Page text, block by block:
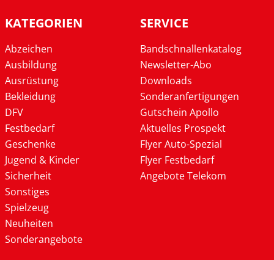
KATEGORIEN
Abzeichen
Ausbildung
Ausrüstung
Bekleidung
DFV
Festbedarf
Geschenke
Jugend & Kinder
Sicherheit
Sonstiges
Spielzeug
Neuheiten
Sonderangebote
SERVICE
Bandschnallenkatalog
Newsletter-Abo
Downloads
Sonderanfertigungen
Gutschein Apollo
Aktuelles Prospekt
Flyer Auto-Spezial
Flyer Festbedarf
Angebote Telekom